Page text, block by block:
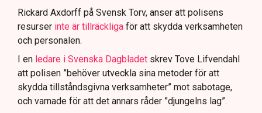
att navigera juridiska rättigheter och gränser.
Rickard Axdorff på Svensk Torv, anser att polisens
resurser inte är tillräckliga för att skydda verksamheten
och personalen.
I en ledare i Svenska Dagbladet skrev Tove Lifvendahl
att polisen ”behöver utveckla sina metoder för att
skydda tillståndsgivna verksamheter” mot sabotage,
och varnade för att det annars råder ”djungelns lag”.